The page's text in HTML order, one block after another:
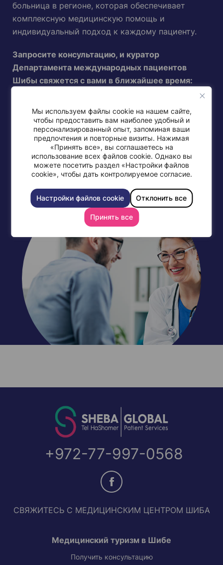
Мы используем файлы cookie на нашем сайте,
чтобы предоставить вам наиболее удобный и
персонализированный опыт, запоминая ваши
предпочтения и повторные визиты. Нажимая
«Принять все», вы соглашаетесь на
использование всех файлов cookie. Однако вы
можете посетить раздел «Настройки файлов
cookie», чтобы дать контролируемое согласие.
Настройки файлов cookie Отклонить все
Принять все
больница в регионе, которая обеспечивает
комплексную медицинскую помощь и
индивидуальный подход к каждому пациенту.
Запросите консультацию, и куратор
Департамента международных пациентов
Шибы свяжется с вами в ближайшее время:
Новые пациенты
Нынешние, возвращающиеся
Направить пациента
+972-77-997-0568
СВЯЖИТЕСЬ С МЕДИЦИНСКИМ ЦЕНТРОМ ШИБА
Медицинский туризм в Шибе
Получить консультацию